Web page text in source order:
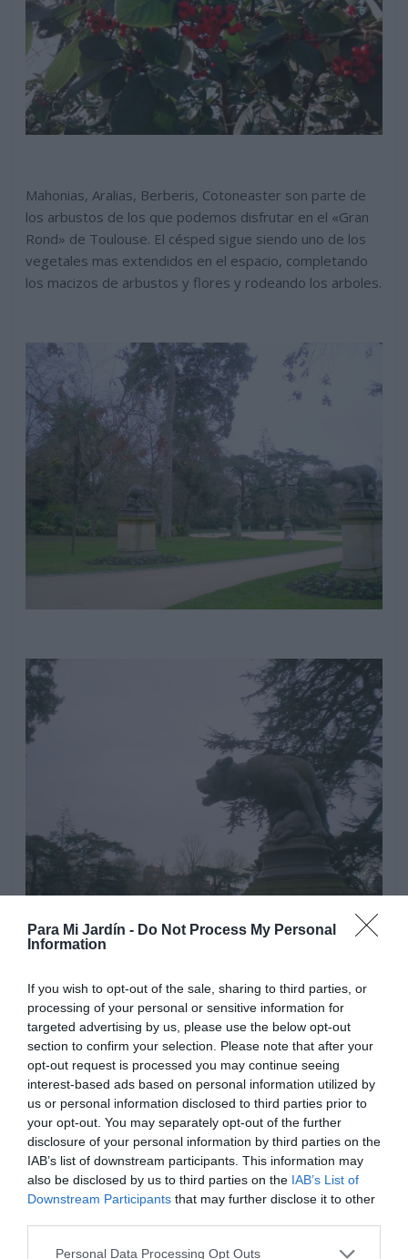
Para Mi Jardín - Do Not Process My Personal
Information
If you wish to opt-out of the sale, sharing to third parties, or
processing of your personal or sensitive information for
targeted advertising by us, please use the below opt-out
section to confirm your selection. Please note that after your
opt-out request is processed you may continue seeing
interest-based ads based on personal information utilized by
us or personal information disclosed to third parties prior to
your opt-out. You may separately opt-out of the further
disclosure of your personal information by third parties on the
IAB’s list of downstream participants. This information may
also be disclosed by us to third parties on the IAB’s List of
Downstream Participants that may further disclose it to other
Personal Data Processing Opt Outs
Mahonias, Aralias, Berberis, Cotoneaster son parte de
los arbustos de los que podemos disfrutar en el «Gran
Rond» de Toulouse. El césped sigue siendo uno de los
vegetales mas extendidos en el espacio, completando
los macizos de arbustos y flores y rodeando los arboles.
La entrada principal del parque esta enmarcada por dos
estatuas de un perro y un lobo enfrentados con aspecto
amenazador, al fondo se puede contemplar el estanque
redondeado con una gran fuente central. Los pasadizos
que nos llevan a la fuente cuentan con preciosos arboles
que durante el verano proporcionan sombra a los
paseantes.